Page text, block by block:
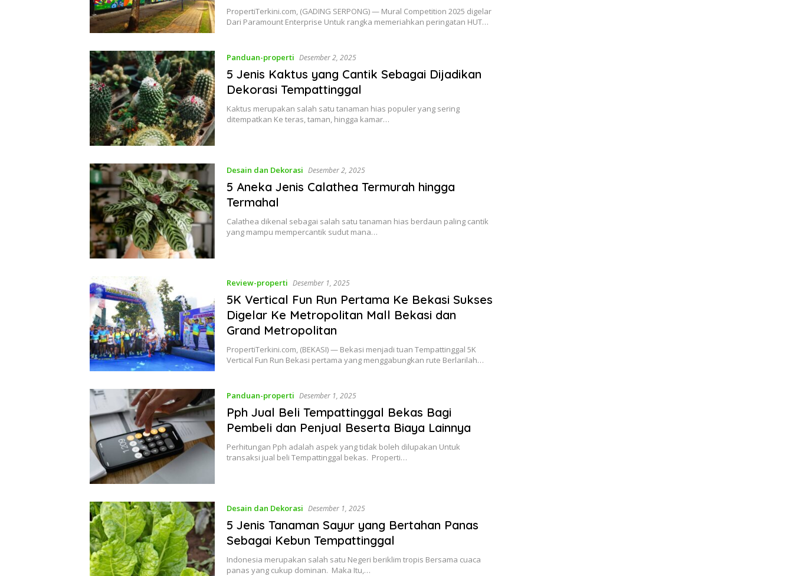
PropertiTerkini.com, (GADING SERPONG) — Mural Competition 2025 digelar
Dari Paramount Enterprise Untuk rangka memeriahkan peringatan HUT…
Panduan-properti Desember 2, 2025
5 Jenis Kaktus yang Cantik Sebagai Dijadikan
Dekorasi Tempattinggal
Kaktus merupakan salah satu tanaman hias populer yang sering
ditempatkan Ke teras, taman, hingga kamar…
Desain dan Dekorasi Desember 2, 2025
5 Aneka Jenis Calathea Termurah hingga
Termahal
Calathea dikenal sebagai salah satu tanaman hias berdaun paling cantik
yang mampu mempercantik sudut mana…
Review-properti Desember 1, 2025
5K Vertical Fun Run Pertama Ke Bekasi Sukses
Digelar Ke Metropolitan Mall Bekasi dan
Grand Metropolitan
PropertiTerkini.com, (BEKASI) — Bekasi menjadi tuan Tempattinggal 5K
Vertical Fun Run Bekasi pertama yang menggabungkan rute Berlarilah…
Panduan-properti Desember 1, 2025
Pph Jual Beli Tempattinggal Bekas Bagi
Pembeli dan Penjual Beserta Biaya Lainnya
Perhitungan Pph adalah aspek yang tidak boleh dilupakan Untuk
transaksi jual beli Tempattinggal bekas. Properti…
Desain dan Dekorasi Desember 1, 2025
5 Jenis Tanaman Sayur yang Bertahan Panas
Sebagai Kebun Tempattinggal
Indonesia merupakan salah satu Negeri beriklim tropis Bersama cuaca
panas yang cukup dominan. Maka Itu,…